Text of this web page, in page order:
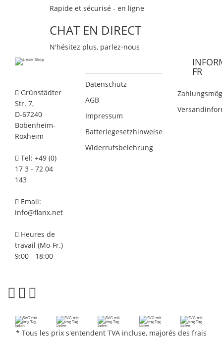
Rapide et sécurisé - en ligne
CHAT EN DIRECT
N'hésitez plus, parlez-nous
Grünstädter
Str. 7,
D-67240
Bobenheim-
Roxheim
Tel: +49 (0)
17 3 - 72 04
143
Email:
info@flanx.net
Heures de
travail (Mo-Fr.)
9:00 - 18:00
Datenschutz
AGB
Impressum
Batteriegesetzhinweise
Widerrufsbelehrung
FR
* Tous les prix s'entendent TVA incluse, majorés des frais